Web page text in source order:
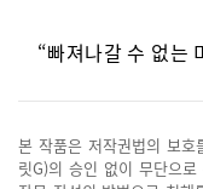
“빠져나갈 수 없는
본 작품은 저작권법의 보
릿G)의 승인 없이 무단으